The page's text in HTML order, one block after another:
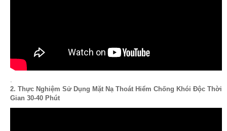
2. Thực Nghiệm Sử Dụng Mặt Nạ Thoát Hiểm Chống Khói Độc Thời
Gian 30-40 Phút